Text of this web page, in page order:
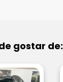
gostar de: